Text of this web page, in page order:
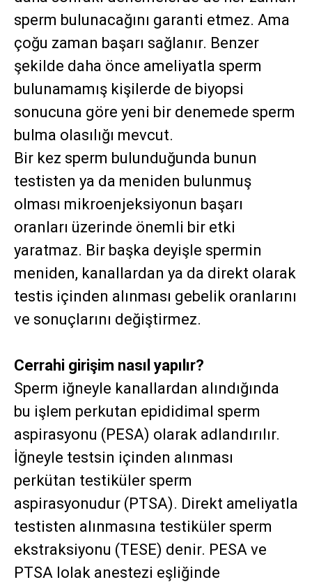
sperm bulunacağını garanti etmez. Ama
çoğu zaman başarı sağlanır. Benzer
şekilde daha önce ameliyatla sperm
bulunamamış kişilerde de biyopsi
sonucuna göre yeni bir denemede sperm
bulma olasılığı mevcut.
Bir kez sperm bulunduğunda bunun
testisten ya da meniden bulunmuş
olması mikroenjeksiyonun başarı
oranları üzerinde önemli bir etki
yaratmaz. Bir başka deyişle spermin
meniden, kanallardan ya da direkt olarak
testis içinden alınması gebelik oranlarını
ve sonuçlarını değiştirmez.
Cerrahi girişim nasıl yapılır?
Sperm iğneyle kanallardan alındığında
bu işlem perkutan epididimal sperm
aspirasyonu (PESA) olarak adlandırılır.
İğneyle testsin içinden alınması
perkütan testiküler sperm
aspirasyonudur (PTSA). Direkt ameliyatla
testisten alınmasına testiküler sperm
ekstraksiyonu (TESE) denir. PESA ve
PTSA lolak anestezi eşliğinde